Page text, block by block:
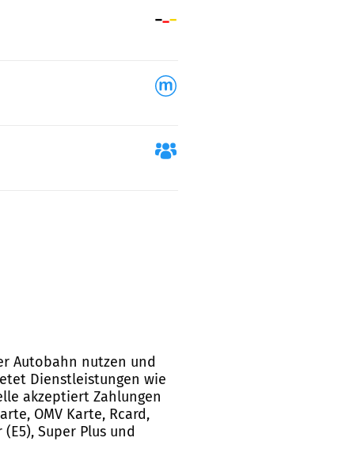
Autobahn nutzen und
Dienstleistungen wie
akzeptiert Zahlungen
OMV Karte, Rcard,
Super Plus und